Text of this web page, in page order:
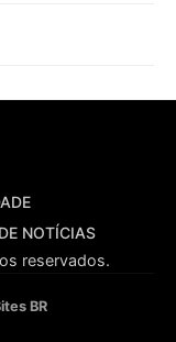
NOTÍCIAS
reservados.
BR